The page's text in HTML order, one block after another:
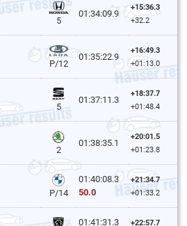
5
01:34:09.9
+15:36.3
+32.2
P/12
01:35:22.9
+16:49.3
+01:13.0
5
01:37:11.3
+18:37.7
+01:48.4
2
01:38:35.1
+20:01.5
+01:23.8
P/14
01:40:08.3
50.0
+21:34.7
+01:33.2
01:41:31.3
+22:57.7